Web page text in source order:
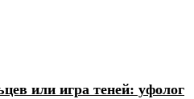
или игра теней: уфолог